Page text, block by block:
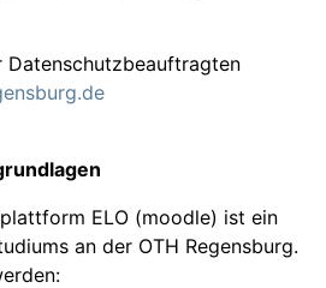
Datenschutzbeauftragten
ELO (moodle) ist ein
an der OTH Regensburg.